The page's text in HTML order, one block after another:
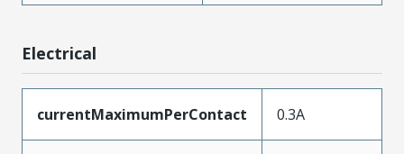
Electrical
currentMaximumPerContact 0.3A